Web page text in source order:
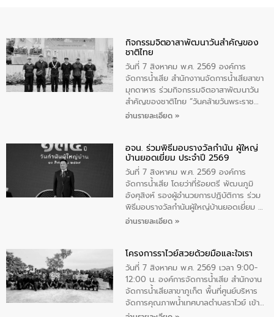
กิจกรรมจิตอาสาพัฒนาวันสําคัญของ
ชาติไทย
วันที่ 7 สิงหาคม พ.ศ. 2569 องค์การ
จัดการน้ำเสีย สำนักงาานจัดการน้ำเสียสาขา
มุกดาหาร ร่วมกิจกรรมจิตอาสาพัฒนาวัน
สําคัญของชาติไทย “วันคล้ายวันพระราช
สมภพ สมเด็จพระนางเจ้าสิริกิติ์พระบรม
ทิพย์คำ รองผู้ว่าราชการจังหวัดมุกดาหาร
เป็นประธานในพิธี ณ เรือนจําชั่วคราวนาโสก
ตําบลนาโสก อําเภอเมืองมุกดาหาร จังหวัด
มุกดาหาร โดยในกิจกรรมได้ร่วมปลูกป่า และ
ทําความสะอาดภายในบริเวณ จัดกิจกรรม
เพื่อถวายเป็นพระราชกุศล สมเด็จพระนาง
เจ้าสิริกิติ์พระบรมราชินีนาถ พระบรมราช
อ่านรายละเอียด »
อจน. ร่วมพิธีมอบรางวัลกำนัน ผู้ใหญ่
บ้านยอดเยี่ยม ประจำปี 2569
วันที่ 7 สิงหาคม พ.ศ. 2569 องค์การ
จัดการน้ำเสีย โดยว่าที่ร้อยตรี พัฒนภูมิ
อังศุสิงห์ รองผู้อำนวยการปฏิบัติการ ร่วม
พิธีมอบรางวัลกำนันผู้ใหญ่บ้านยอดเยี่ยม ณ
ทำเนียบรัฐบาล โดยมีนายอนุทิน ชาญวีรกูล
ทองคำและประกาศเกียรติคุณให้แก่ กำนัน
ผู้ใหญ่บ้านยอดเยี่ยม พร้อมกล่าวชื่นชม ให้
โอวาท และมอบนโยบาย
อ่านรายละเอียด »
โครงการราไวย์สวยด้วยมือและใจเรา
วันที่ 7 สิงหาคม พ.ศ. 2569 เวลา 9:00-
12:00 น. องค์การจัดการน้ำเสีย สำนักงาน
จัดการน้ำเสียสาขาภูเก็ต พื้นที่ศูนย์บริหาร
จัดการคุณภาพน้ำเทศบาลตำบลราไวย์ เข้า
ร่วมโครงการราไวย์สวยด้วยมือและใจเรา